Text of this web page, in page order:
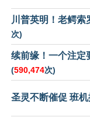
川普英明！老鳄
次)
续前缘！一个注定
(590,474次)
圣灵不断催促 班